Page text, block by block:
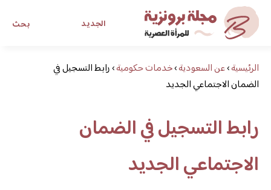
بحث الجديد
مجلة برونزية للفتاة العصريةالرئيسية›عن السعودية›خدمات حكومية›رابط التسجيل في
الضمان الاجتماعي الجديد
رابط التسجيل في الضمان
الاجتماعي الجديد